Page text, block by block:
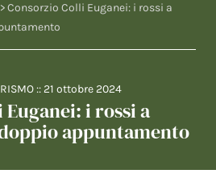
> Consorzio Colli Euganei: i rossi a
:: 21 ottobre 2024
i rossi a
appuntamento